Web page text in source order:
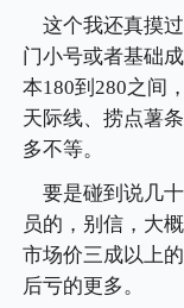
这个我还真摸
门小号或者基础
本180到280之间
天际线、捞点薯
多不等。
要是碰到说几
员的，别信，大
市场价三成以上
后亏的更多。